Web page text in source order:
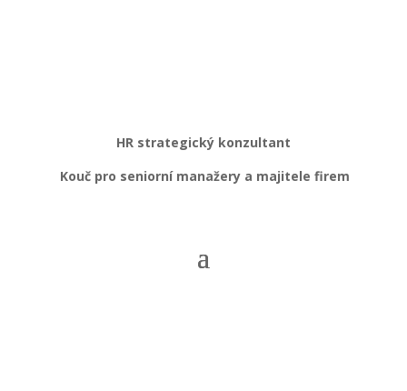
HR strategický konzultant
Kouč pro seniorní manažery a majitele firem